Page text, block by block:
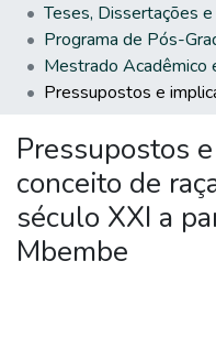
Pressupostos
conceito de
século XXI a
Mbembe